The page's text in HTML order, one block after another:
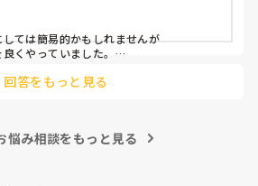
ては簡易的かもしれませんが
くやっていました。
もらう
回答をもっと見る
悩み相談をもっと見る